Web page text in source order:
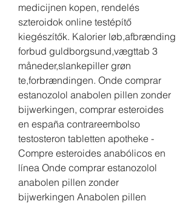
medicijnen kopen, rendelés
szteroidok online testépítő
kiegészítők. Kalorier løb,afbrænding
forbud guldborgsund,vægttab 3
måneder,slankepiller grøn
te,forbrændingen. Onde comprar
estanozolol anabolen pillen zonder
bijwerkingen, comprar esteroides
en españa contrareembolso
testosteron tabletten apotheke -
Compre esteroides anabólicos en
línea Onde comprar estanozolol
anabolen pillen zonder
bijwerkingen Anabolen pillen